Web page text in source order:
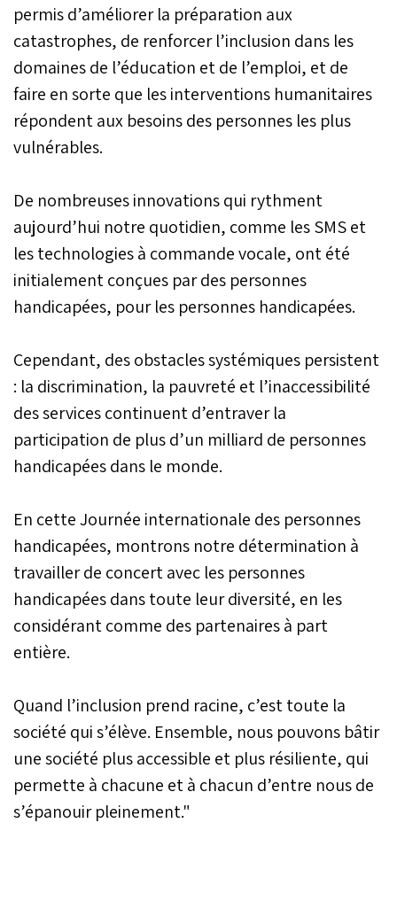
permis d’améliorer la préparation aux
catastrophes, de renforcer l’inclusion dans les
domaines de l’éducation et de l’emploi, et de
faire en sorte que les interventions humanitaires
répondent aux besoins des personnes les plus
vulnérables.
De nombreuses innovations qui rythment
aujourd’hui notre quotidien, comme les SMS et
les technologies à commande vocale, ont été
initialement conçues par des personnes
handicapées, pour les personnes handicapées.
Cependant, des obstacles systémiques persistent
: la discrimination, la pauvreté et l’inaccessibilité
des services continuent d’entraver la
participation de plus d’un milliard de personnes
handicapées dans le monde.
En cette Journée internationale des personnes
handicapées, montrons notre détermination à
travailler de concert avec les personnes
handicapées dans toute leur diversité, en les
considérant comme des partenaires à part
entière.
Quand l’inclusion prend racine, c’est toute la
société qui s’élève. Ensemble, nous pouvons bâtir
une société plus accessible et plus résiliente, qui
permette à chacune et à chacun d’entre nous de
s’épanouir pleinement."